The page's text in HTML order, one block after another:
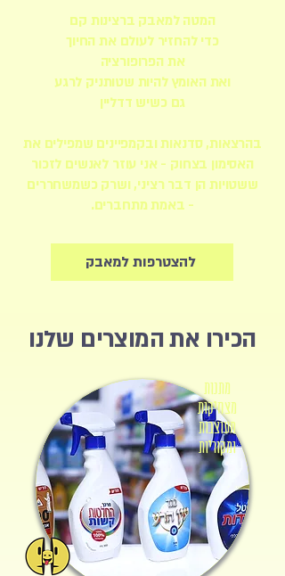
המטה למאבק ברצינות קם
כדי להחזיר לעולם את החיוך
את הפרופורציה
ואת האומץ להיות שטותניק לרגע
גם כשיש דדליין
בהרצאות, סדנאות ובקמפיינים שמפילים את
האסימון בצחוק - אני עוזר לאנשים לזכור
ששטויות הן דבר רציני, ושרק כשמשחררים
- באמת מתחברים.
להצטרפות למאבק
הכירו את המוצרים שלנו
מתנות
מצחיקות
מעוצבות
ומקוריות